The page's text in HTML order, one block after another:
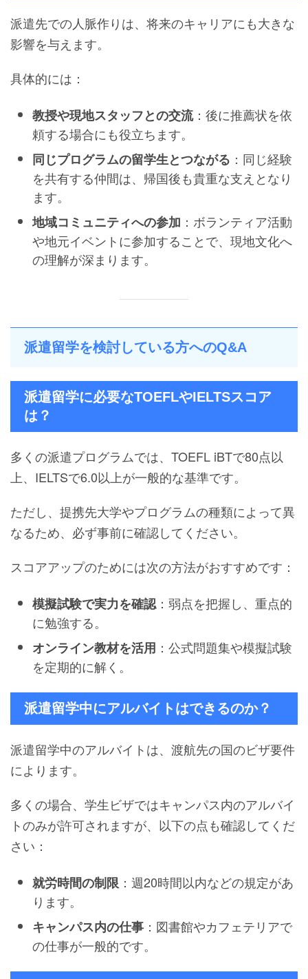
派遣先での人脈作りは、将来のキャリアにも大きな
影響を与えます。
具体的には：
教授や現地スタッフとの交流：後に推薦状を依
頼する場合にも役立ちます。
同じプログラムの留学生とつながる ：同じ経験
を共有する仲間は、帰国後も貴重な支えとなり
ます。
地域コミュニティへの参加 ：ボランティア活動
や地元イベントに参加することで、現地文化へ
の理解が深まります。
派遣留学を検討している方へのQ&A
派遣留学に必要なTOEFLやIELTSスコア
は？
多くの派遣プログラムでは、TOEFL iBTで80点以
上、IELTSで6.0以上が一般的な基準です。
ただし、提携先大学やプログラムの種類によって異
なるため、必ず事前に確認してください。
スコアアップのためには次の方法がおすすめです：
模擬試験で実力を確認 ：弱点を把握し、重点的
に勉強する。
オンライン教材を活用 ：公式問題集や模擬試験
を定期的に解く。
派遣留学中にアルバイトはできるのか？
派遣留学中のアルバイトは、渡航先の国のビザ要件
によります。
多くの場合、学生ビザではキャンパス内のアルバイ
トのみが許可されますが、以下の点も確認してくだ
さい：
就労時間の制限 ：週20時間以内などの規定があ
ります。
キャンパス内の仕事 ：図書館やカフェテリアで
の仕事が一般的です。